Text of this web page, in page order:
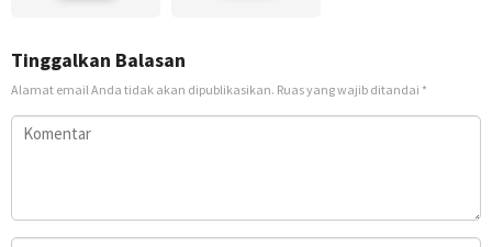
Tinggalkan Balasan
Alamat email Anda tidak akan dipublikasikan. Ruas yang wajib ditandai *